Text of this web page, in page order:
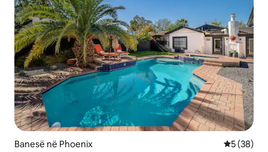
Banesë në Phoenix Vlerësimi
5 (38)